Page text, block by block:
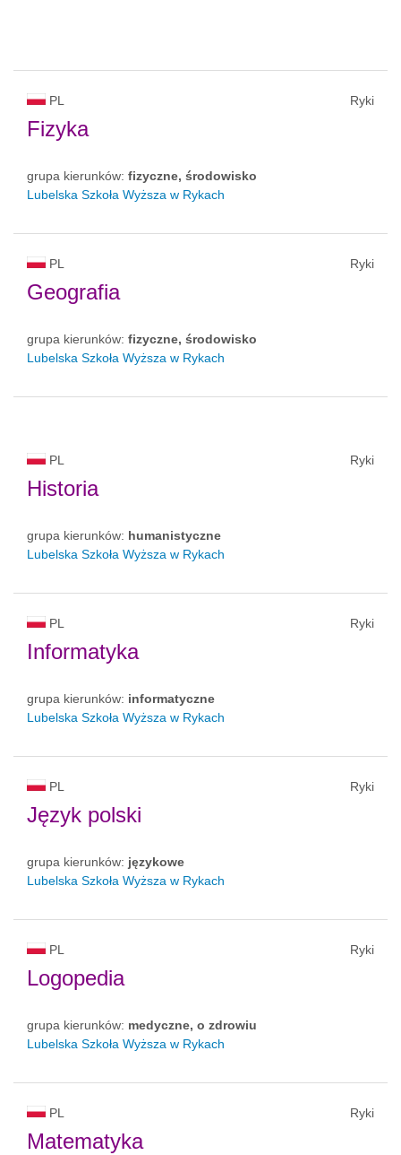
PL Ryki
Fizyka
grupa kierunków: fizyczne, środowisko
Lubelska Szkoła Wyższa w Rykach
PL Ryki
Geografia
grupa kierunków: fizyczne, środowisko
Lubelska Szkoła Wyższa w Rykach
PL Ryki
Historia
grupa kierunków: humanistyczne
Lubelska Szkoła Wyższa w Rykach
PL Ryki
Informatyka
grupa kierunków: informatyczne
Lubelska Szkoła Wyższa w Rykach
PL Ryki
Język polski
grupa kierunków: językowe
Lubelska Szkoła Wyższa w Rykach
PL Ryki
Logopedia
grupa kierunków: medyczne, o zdrowiu
Lubelska Szkoła Wyższa w Rykach
PL Ryki
Matematyka